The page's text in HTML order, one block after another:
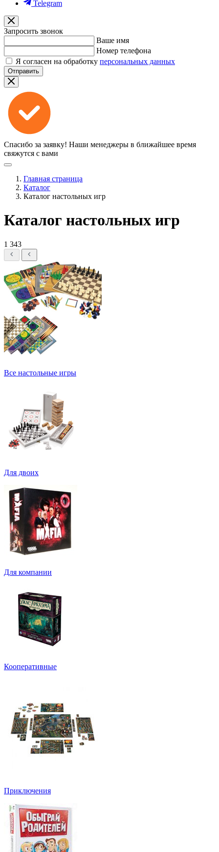
Telegram
Запросить звонок
Ваше имя
Номер телефона
Я согласен на обработку персональных данных
Отправить
Спасибо за заявку! Наши менеджеры в ближайшее время
свяжутся с вами
Главная страница
Каталог
Каталог настольных игр
Каталог настольных игр
1 343
Все настольные игры
Для двоих
Для компании
Кооперативные
Приключения